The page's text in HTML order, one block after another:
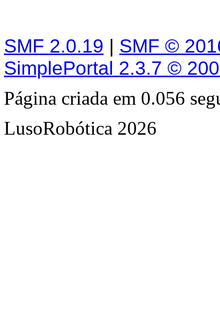
SMF 2.0.19 | SMF ©
SimplePortal 2.3.7 ©
Página criada em 0.056
LusoRobótica 2026